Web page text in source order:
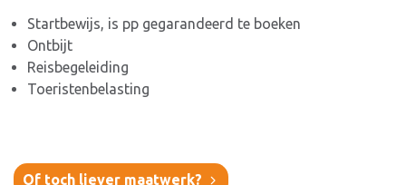
Startbewijs, is pp gegarandeerd te boeken
Ontbijt
Reisbegeleiding
Toeristenbelasting
Of toch liever maatwerk?